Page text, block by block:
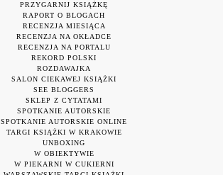
PRZYGARNIJ KSIĄŻKĘ
RAPORT O BLOGACH
RECENZJA MIESIĄCA
RECENZJA NA OKŁADCE
RECENZJA NA PORTALU
REKORD POLSKI
ROZDAWAJKA
SALON CIEKAWEJ KSIĄŻKI
SEE BLOGGERS
SKLEP Z CYTATAMI
SPOTKANIE AUTORSKIE
SPOTKANIE AUTORSKIE ONLINE
TARGI KSIĄŻKI W KRAKOWIE
UNBOXING
W OBIEKTYWIE
W PIEKARNI W CUKIERNI